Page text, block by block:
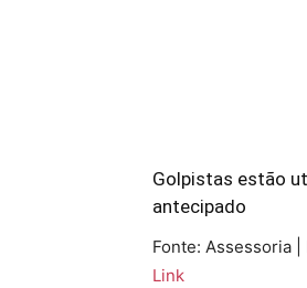
Golpistas estão
antecipado
Fonte: Assessoria
Link